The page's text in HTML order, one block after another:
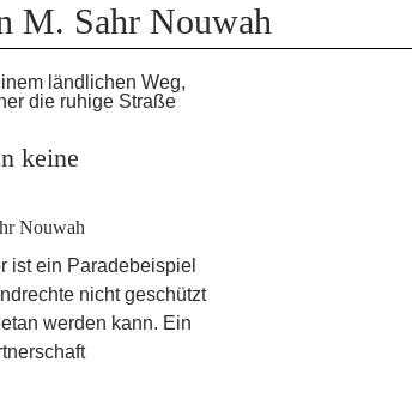
M. Sahr Nouwah
keine
Nouwah
ist ein Paradebeispiel
nicht geschützt
werden kann. Ein